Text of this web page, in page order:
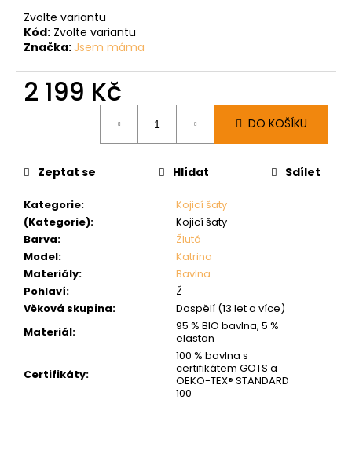
Zvolte variantu
Kód: Zvolte variantu
Značka: Jsem máma
2 199 Kč
DO KOŠÍKU
Kategorie:
Kojicí šaty
(Kategorie):
Kojicí šaty
Barva:
Žlutá
Model:
Katrina
Materiály:
Bavlna
Pohlaví:
Ž
Věková skupina:
Dospělí (13 let a více)
Materiál:
95 % BIO bavlna, 5 %
elastan
Certifikáty:
100 % bavlna s
certifikátem GOTS a
OEKO-TEX® STANDARD
100
Zeptat se Hlídat Sdílet